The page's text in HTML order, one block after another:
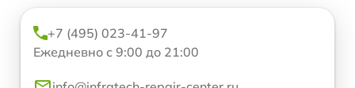
+7 (495) 023-41-97
Ежедневно с 9:00 до 21:00